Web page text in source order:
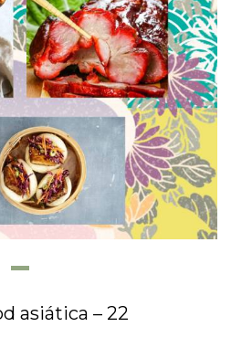
asiática – 22